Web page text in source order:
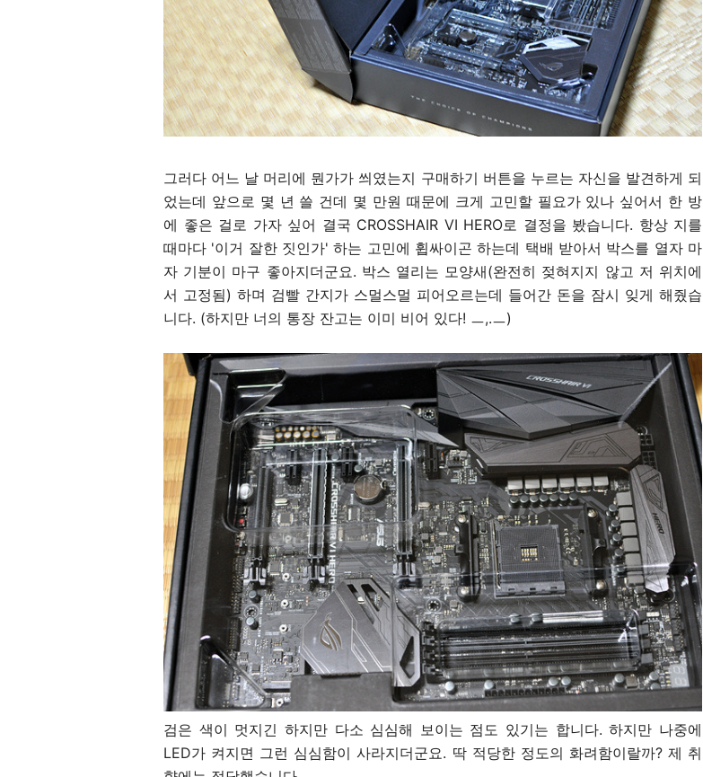
그러다 어느 날 머리에 뭔가가 씌였는지 구매하기 버튼을 누르는 자신을 발견하게 되
었는데 앞으로 몇 년 쓸 건데 몇 만원 때문에 크게 고민할 필요가 있나 싶어서 한 방
에 좋은 걸로 가자 싶어 결국 CROSSHAIR VI HERO로 결정을 봤습니다. 항상 지를
때마다 '이거 잘한 짓인가' 하는 고민에 휩싸이곤 하는데 택배 받아서 박스를 열자 마
자 기분이 마구 좋아지더군요. 박스 열리는 모양새(완전히 젖혀지지 않고 저 위치에
서 고정됨) 하며 검빨 간지가 스멀스멀 피어오르는데 들어간 돈을 잠시 잊게 해줬습
니다. (하지만 너의 통장 잔고는 이미 비어 있다! ㅡ,.ㅡ)
검은 색이 멋지긴 하지만 다소 심심해 보이는 점도 있기는 합니다. 하지만 나중에
LED가 켜지면 그런 심심함이 사라지더군요. 딱 적당한 정도의 화려함이랄까? 제 취